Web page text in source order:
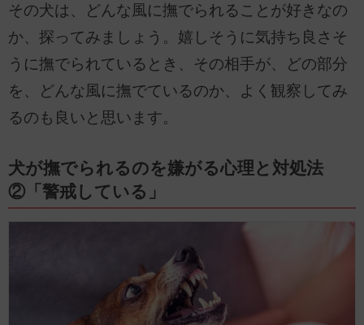
その犬は、どんな風に撫でられることが好きなの
か、探ってみましょう。嬉しそうに気持ち良さそ
うに撫でられているとき、その相手が、どの部分
を、どんな風に撫でているのか、よく観察してみ
るのも良いと思います。
犬が撫でられるのを嫌がる心理と対処法
②「警戒している」